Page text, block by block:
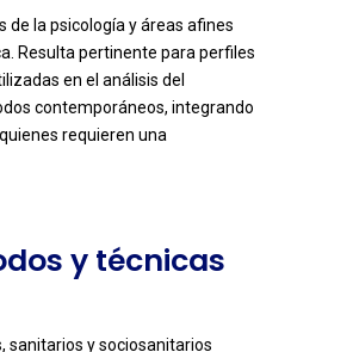
de la psicología y áreas afines
Resulta pertinente para perfiles
en el análisis del
contemporáneos, integrando
requieren una
y técnicas
sanitarios y sociosanitarios